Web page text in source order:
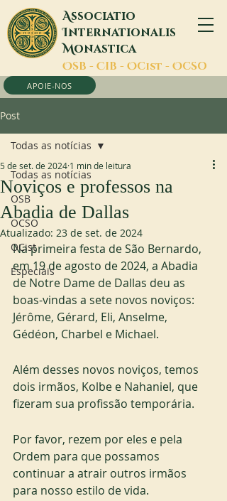
Associatio
Internationalis
Monastica
OSB - CIB - OCist - OCSO
APOIE-NOS
Post
Todas as notícias
OSB
OCSO
OCist
Especiais
Todas as notícias
Noviços e professos na
Abadia de Dallas
5 de set. de 2024 1 min de leitura
Atualizado: 23 de set. de 2024
Na primeira festa de São Bernardo,
em 19 de agosto de 2024, a Abadia
de Notre Dame de Dallas deu as
boas-vindas a sete novos noviços:
Jérôme, Gérard, Eli, Anselme,
Gédéon, Charbel e Michael.
Além desses novos noviços, temos
dois irmãos, Kolbe e Nahaniel, que
fizeram sua profissão temporária.
Por favor, rezem por eles e pela
Ordem para que possamos
continuar a atrair outros irmãos
para nosso estilo de vida.